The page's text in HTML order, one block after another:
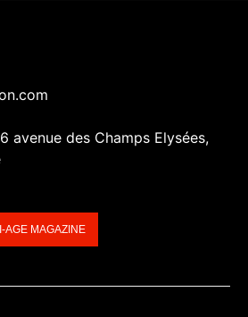
avenue des Champs Elysées,
AGE MAGAZINE